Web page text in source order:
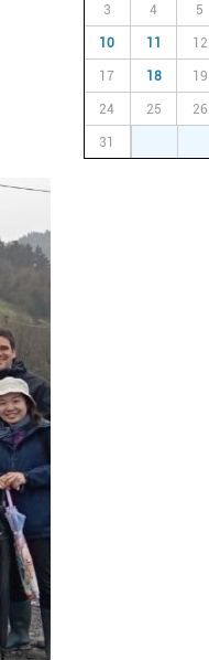
3 4 5
10 11 12
17 18 19
24 25 26
31